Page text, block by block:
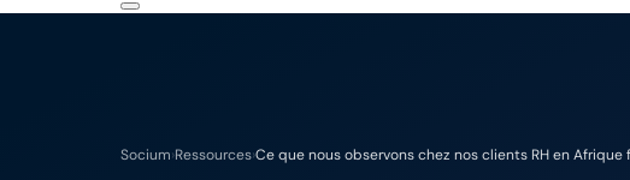
Socium›Ressources›Ce que nous observons chez nos clients RH en